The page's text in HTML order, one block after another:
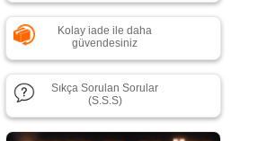
Kolay iade ile daha
güvendesiniz
Sıkça Sorulan Sorular
(S.S.S)